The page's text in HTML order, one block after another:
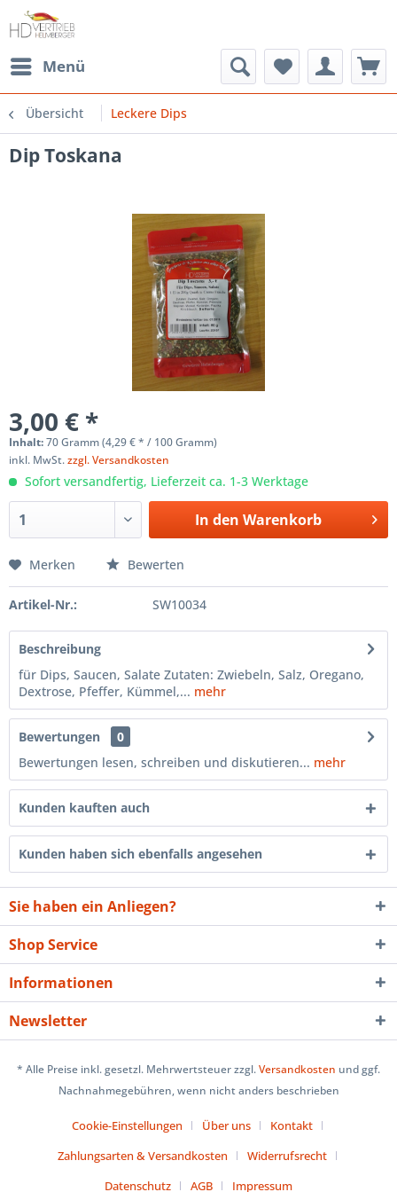
Menü
Übersicht Leckere Dips
Dip Toskana
3,00 € *
Inhalt:70 Gramm (4,29 € * / 100 Gramm)
inkl. MwSt.zzgl. Versandkosten
Sofort versandfertig, Lieferzeit ca. 1-3 Werktage
In den Warenkorb
Merken Bewerten
Artikel-Nr.: SW10034
Beschreibung
für Dips, Saucen, Salate Zutaten: Zwiebeln, Salz, Oregano,
Dextrose, Pfeffer, Kümmel,... mehr
Bewertungen
0
Bewertungen lesen, schreiben und diskutieren... mehr
Kunden kauften auch
Kunden haben sich ebenfalls angesehen
Sie haben ein Anliegen?
Shop Service
Informationen
Newsletter
* Alle Preise inkl. gesetzl. Mehrwertsteuer zzgl.Versandkosten und ggf.
Nachnahmegebühren, wenn nicht anders beschrieben
Cookie-Einstellungen Über uns
Kontakt
Zahlungsarten & Versandkosten
Widerrufsrecht
Datenschutz
AGB Impressum